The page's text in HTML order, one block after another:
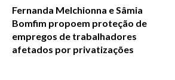
Fernanda Melchionna e Sâmia
Bomfim propoem proteção de
empregos de trabalhadores
afetados por privatizações